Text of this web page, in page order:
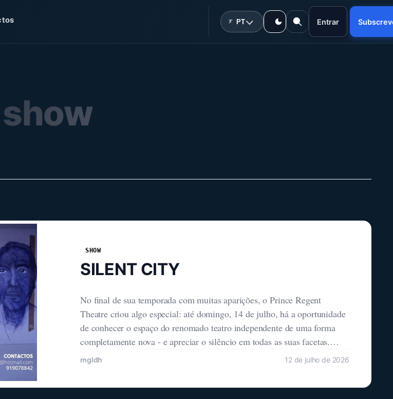
PT Entrar
show
SHOW
SILENT CITY
No final de sua temporada com muitas aparições, o Prince Regent
Theatre criou algo especial: até domingo, 14 de julho, há a oportunidade
de conhecer o espaço do renomado teatro independente de uma forma
completamente nova - e apreciar o silêncio em todas as suas facetas.
explore: O teatro se torna
mgldh 12 de julho de 2026